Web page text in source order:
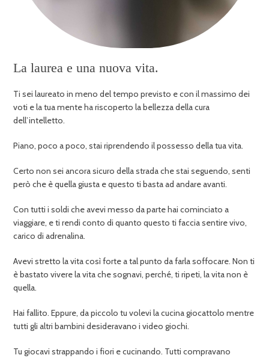
La laurea e una nuova vita.
Ti sei laureato in meno del tempo previsto e con il massimo dei
voti e la tua mente ha riscoperto la bellezza della cura
dell’intelletto.
Piano, poco a poco, stai riprendendo il possesso della tua vita.
Certo non sei ancora sicuro della strada che stai seguendo, senti
però che è quella giusta e questo ti basta ad andare avanti.
Con tutti i soldi che avevi messo da parte hai cominciato a
viaggiare, e ti rendi conto di quanto questo ti faccia sentire vivo,
carico di adrenalina.
Avevi stretto la vita così forte a tal punto da farla soffocare. Non ti
è bastato vivere la vita che sognavi, perché, ti ripeti, la vita non è
quella.
Hai fallito. Eppure, da piccolo tu volevi la cucina giocattolo mentre
tutti gli altri bambini desideravano i video giochi.
Tu giocavi strappando i fiori e cucinando. Tutti compravano